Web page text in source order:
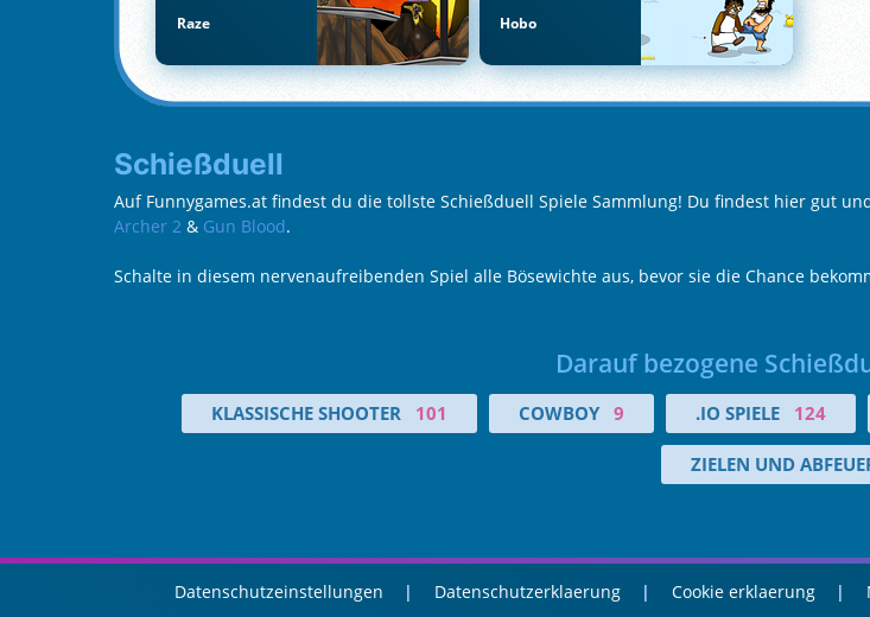
Raze Hobo
Schießduell
Auf Funnygames.at findest du die tollste Schießduell Spiele Sammlung! Du findest hier gut
Archer 2 & Gun Blood.
Schalte in diesem nervenaufreibenden Spiel alle Bösewichte aus, bevor sie die Chance
Darauf bezogene
KLASSISCHE SHOOTER 101 COWBOY 9 .IO SPIELE 124
ZIELEN UND
Datenschutzeinstellungen Datenschutzerklaerung Cookie erklaerung